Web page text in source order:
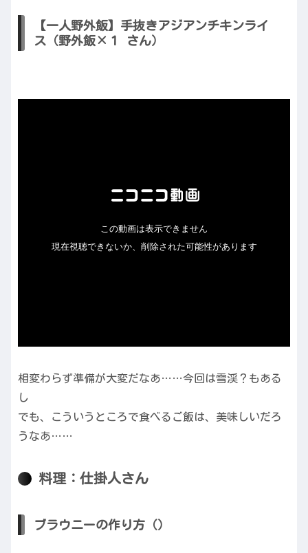
【一人野外飯】手抜きアジアンチキンライ
ス（野外飯×１ さん）
相変わらず準備が大変だなあ……今回は雪渓？もある
し
でも、こういうところで食べるご飯は、美味しいだろ
うなあ……
料理：仕掛人さん
ブラウニーの作り方（）